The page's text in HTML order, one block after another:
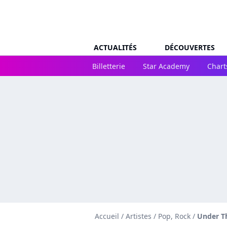
ACTUALITÉS
DÉCOUVERTES
Billetterie
Star Academy
Accueil / Artistes / Pop, Rock / Under